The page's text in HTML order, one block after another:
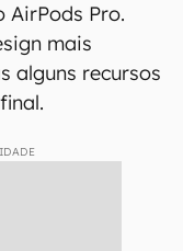
AirPods Pro.
mais
alguns recursos